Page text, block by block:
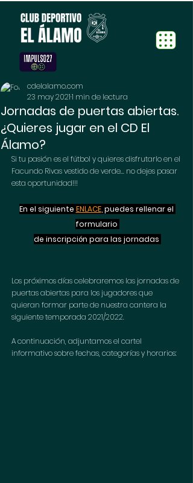
Jornadas de puertas abiertas.
¿Quieres jugar en el CD El
Álamo?
cdelalamo.com
23 may 20211 min de lectura
Si tu pasión es el fútbol y quieres disfrutarlo en el
Facundo Rivas vestido de verde... no dejes pasar
esta oportunidad!!!
En el siguiente ENLACE, puedes rellenar el
formulario
de inscripción para las jornadas
Los próximos días celebraremos las jornadas de
puertas abiertas para los jugadores que
quieran formar parte de nuestra cantera la
siguiente temporada 2021/2022.
A continuación, adjuntamos el cartel
informativo sobre fechas, categorías y horarios: